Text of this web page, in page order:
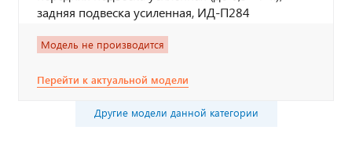
задняя подвеска усиленная, ИД-П284
Модель не производится
Перейти к актуальной модели
Другие модели данной категории